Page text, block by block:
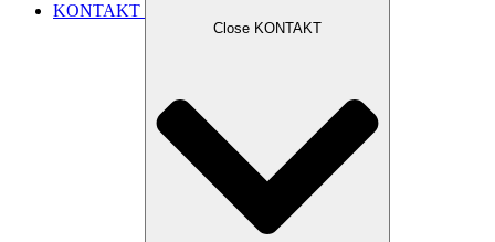
KONTAKT
Close KONTAKT